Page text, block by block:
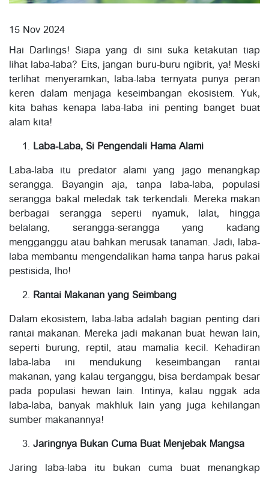
15 Nov 2024
Hai Darlings! Siapa yang di sini suka ketakutan tiap
lihat laba-laba? Eits, jangan buru-buru ngibrit, ya! Meski
terlihat menyeramkan, laba-laba ternyata punya peran
keren dalam menjaga keseimbangan ekosistem. Yuk,
kita bahas kenapa laba-laba ini penting banget buat
alam kita!
Laba-Laba, Si Pengendali Hama Alami
Laba-laba itu predator alami yang jago menangkap
serangga. Bayangin aja, tanpa laba-laba, populasi
serangga bakal meledak tak terkendali. Mereka makan
berbagai serangga seperti nyamuk, lalat, hingga
belalang, serangga-serangga yang kadang
mengganggu atau bahkan merusak tanaman. Jadi, laba-
laba membantu mengendalikan hama tanpa harus pakai
pestisida, lho!
Rantai Makanan yang Seimbang
Dalam ekosistem, laba-laba adalah bagian penting dari
rantai makanan. Mereka jadi makanan buat hewan lain,
seperti burung, reptil, atau mamalia kecil. Kehadiran
laba-laba ini mendukung keseimbangan rantai
makanan, yang kalau terganggu, bisa berdampak besar
pada populasi hewan lain. Intinya, kalau nggak ada
laba-laba, banyak makhluk lain yang juga kehilangan
sumber makanannya!
Jaringnya Bukan Cuma Buat Menjebak Mangsa
Jaring laba-laba itu bukan cuma buat menangkap